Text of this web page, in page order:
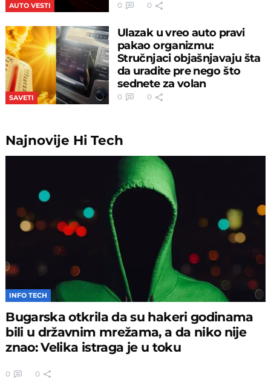
AUTO VESTI 0 0
SAVETI
Ulazak u vreo auto pravi
pakao organizmu:
Stručnjaci objašnjavaju šta
da uradite pre nego što
sednete za volan
0 0
Najnovije Hi Tech
INFO TECH
Bugarska otkrila da su hakeri godinama
bili u državnim mrežama, a da niko nije
znao: Velika istraga je u toku
0 0